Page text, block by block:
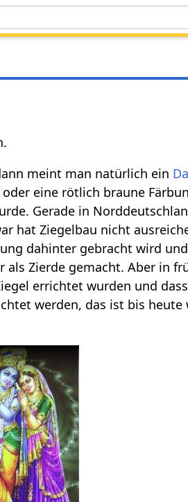
meint man natürlich ein
eine rötlich braune
Gerade in
hat Ziegelbau nicht
dahinter gebracht wird
Zierde gemacht. Aber in
errichtet wurden und
werden, das ist bis heute